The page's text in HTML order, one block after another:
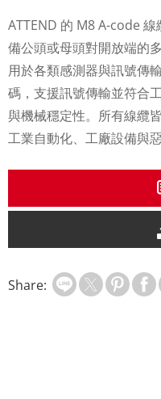
ATTEND 的 M8 A-code
備公頭或母頭對開放端的
用於各類感測器與訊號傳
碼，支援訊號傳輸並符合
與機械穩定性。所有線纜
工業自動化、工廠設備與
Share: